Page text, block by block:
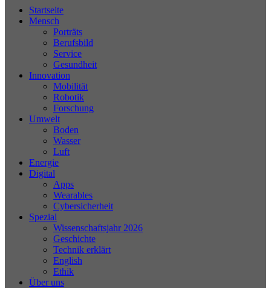
Startseite
Mensch
Porträts
Berufsbild
Service
Gesundheit
Innovation
Mobilität
Robotik
Forschung
Umwelt
Boden
Wasser
Luft
Energie
Digital
Apps
Wearables
Cybersicherheit
Spezial
Wissenschaftsjahr 2026
Geschichte
Technik erklärt
English
Ethik
Über uns